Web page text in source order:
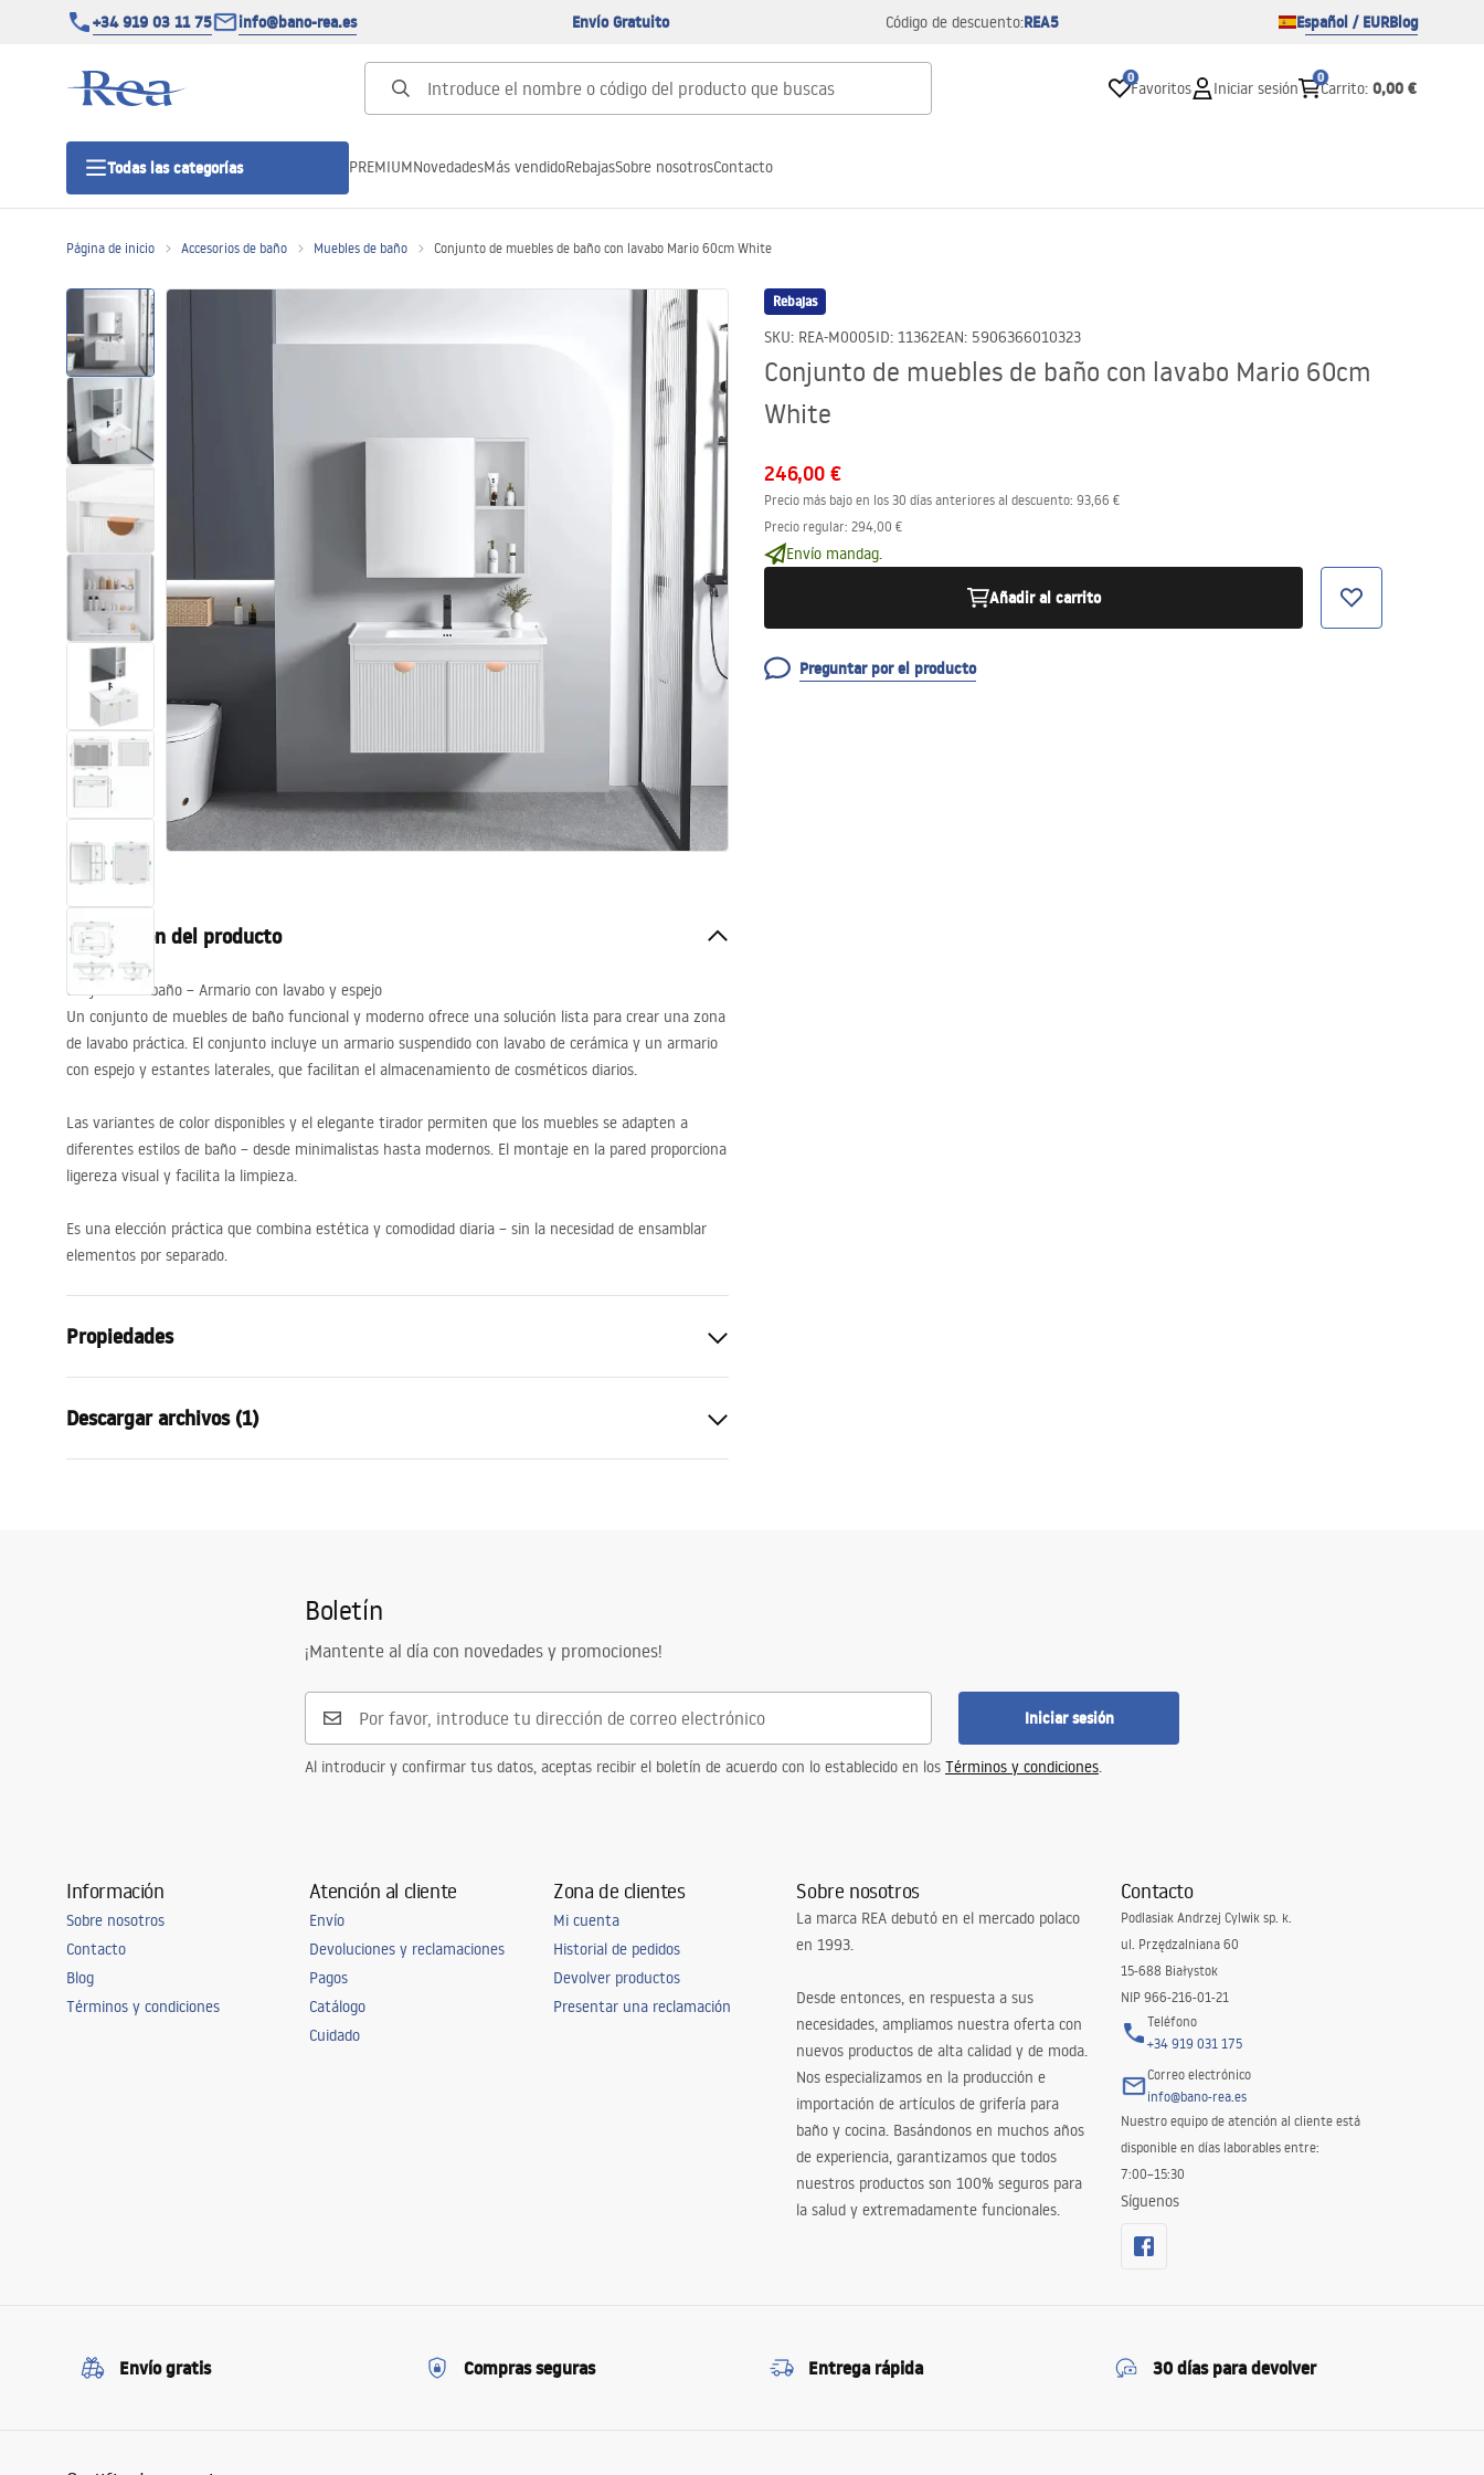
+34 919 03 11 75 info@bano-rea.es Envío Gratuito Código de descuento:REA5 Español / EURBlog
0
Favoritos Iniciar sesión
0
Carrito: 0,00 €
Todas las categorías
Puertas de ducha
Platos de ducha
Drenajes lineales
Inodoro, Bidé
Lavabos
Bañeras y mamparas
Grifería
Cocina
PREMIUMNovedadesMás vendidoRebajasSobre nosotrosContacto
Página de inicio Accesorios de baño Muebles de baño Conjunto de muebles de baño con lavabo Mario 60cm White
Rebajas
SKU: REA-M0005ID: 11362EAN: 5906366010323
Conjunto de muebles de baño con lavabo Mario 60cm
White
246,00 €
Precio más bajo en los 30 días anteriores al descuento: 93,66 €
Precio regular: 294,00 €
Envío mandag.
Añadir al carrito
Preguntar por el producto
Descripción del producto
Conjunto de baño – Armario con lavabo y espejo
Un conjunto de muebles de baño funcional y moderno ofrece una solución lista para crear una zona
de lavabo práctica. El conjunto incluye un armario suspendido con lavabo de cerámica y un armario
con espejo y estantes laterales, que facilitan el almacenamiento de cosméticos diarios.
Las variantes de color disponibles y el elegante tirador permiten que los muebles se adapten a
diferentes estilos de baño – desde minimalistas hasta modernos. El montaje en la pared proporciona
ligereza visual y facilita la limpieza.
Es una elección práctica que combina estética y comodidad diaria – sin la necesidad de ensamblar
elementos por separado.
Propiedades
Método de instalación
Material
Aluminio , Cerámica sanitaria, Plástico, MDF
Descargar archivos (1)
Boletín
¡Mantente al día con novedades y promociones!
Iniciar sesión
Al introducir y confirmar tus datos, aceptas recibir el boletín de acuerdo con lo establecido en los Términos y condiciones.
Información
Sobre nosotros
Contacto
Blog
Términos y condiciones
Atención al cliente
Envío
Devoluciones y reclamaciones
Pagos
Catálogo
Cuidado
Zona de clientes
Mi cuenta
Historial de pedidos
Devolver productos
Presentar una reclamación
Sobre nosotros
La marca REA debutó en el mercado polaco
en 1993.
Desde entonces, en respuesta a sus
necesidades, ampliamos nuestra oferta con
nuevos productos de alta calidad y de moda.
Nos especializamos en la producción e
importación de artículos de grifería para
baño y cocina. Basándonos en muchos años
de experiencia, garantizamos que todos
nuestros productos son 100% seguros para
la salud y extremadamente funcionales.
Contacto
Podlasiak Andrzej Cylwik sp. k.
ul. Przędzalniana 60
15-688 Białystok
NIP 966-216-01-21
Teléfono
+34 919 031 175
Correo electrónico
info@bano-rea.es
Nuestro equipo de atención al cliente está
disponible en días laborables entre:
7:00–15:30
Síguenos
Envío gratis Compras seguras Entrega rápida 30 días para devolver